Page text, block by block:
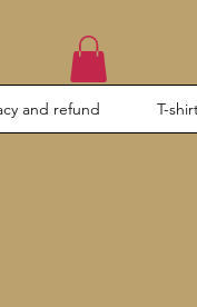
and refund T-